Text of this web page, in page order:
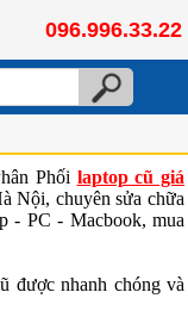
096.996.33.22
Phối laptop cũ giá
Nội, chuyên sửa chữa
- PC - Macbook, mua
được nhanh chóng và